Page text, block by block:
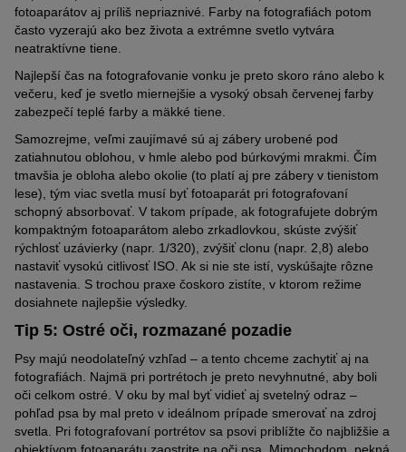
fotoaparátov aj príliš nepriaznivé. Farby na fotografiách potom
často vyzerajú ako bez života a extrémne svetlo vytvára
neatraktívne tiene.
Najlepší čas na fotografovanie vonku je preto skoro ráno alebo k
večeru, keď je svetlo miernejšie a vysoký obsah červenej farby
zabezpečí teplé farby a mäkké tiene.
Samozrejme, veľmi zaujímavé sú aj zábery urobené pod
zatiahnutou oblohou, v hmle alebo pod búrkovými mrakmi . Čím
tmavšia je obloha alebo okolie (to platí aj pre zábery v tienistom
lese), tým viac svetla musí byť fotoaparát pri fotografovaní
schopný absorbovať. V takom prípade, ak fotografujete dobrým
kompaktným fotoaparátom alebo zrkadlovkou, skúste zvýšiť
rýchlosť uzávierky (napr. 1/320), zvýšiť clonu (napr. 2,8) alebo
nastaviť vysokú citlivosť ISO. Ak si nie ste istí, vyskúšajte rôzne
nastavenia. S trochou praxe čoskoro zistíte, v ktorom režime
dosiahnete najlepšie výsledky.
Tip 5: Ostré oči, rozmazané pozadie
Psy majú neodolateľný vzhľad – a tento chceme zachytiť aj na
fotografiách. Najmä pri portrétoch je preto nevyhnutné, aby boli
oči celkom ostré. V oku by mal byť vidieť aj svetelný odraz –
pohľad psa by mal preto v ideálnom prípade smerovať na zdroj
svetla. Pri fotografovaní portrétov sa psovi priblížte čo najbližšie a
objektívom fotoaparátu zaostrite na oči psa. Mimochodom, pekná